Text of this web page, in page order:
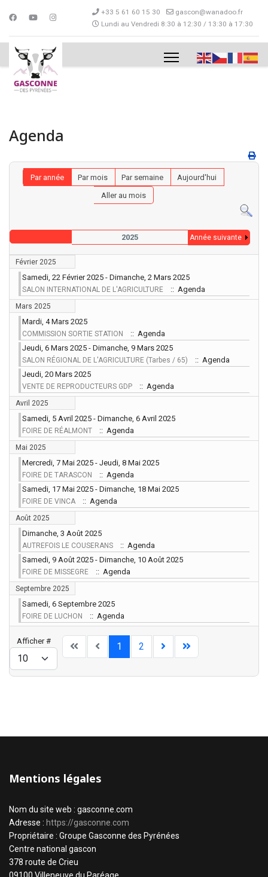
+33 5 61 60 15 30
gascon@wanadoo.fr
Lundi au Vendredi 8:30 à 12:30 / 13:30 à 17:30
Agenda
Par année Par mois Par semaine
Aujourd'hui
Aller au mois
2025 Année suivante
Février 2025
Samedi, 22 Février 2025 - Dimanche, 2 Mars 2025
SALON INTERNATIONAL DE L'AGRICULTURE :: Agenda
Mars 2025
Mardi, 4 Mars 2025
COMMISSION SORTIE STATION
:: Agenda
Jeudi, 6 Mars 2025 - Dimanche, 9 Mars 2025
SALON RÉGIONAL DE L'AGRICULTURE (Tarbes / 65)
:: Agenda
Jeudi, 20 Mars 2025
VENTE DE REPRODUCTEURS GDP :: Agenda
Avril 2025
Samedi, 5 Avril 2025 - Dimanche, 6 Avril 2025
FOIRE DE RÉALMONT :: Agenda
Mai 2025
Mercredi, 7 Mai 2025 - Jeudi, 8 Mai 2025
FOIRE DE TARASCON
:: Agenda
Samedi, 17 Mai 2025 - Dimanche, 18 Mai 2025
FOIRE DE VINCA :: Agenda
Août 2025
Dimanche, 3 Août 2025
AUTREFOIS LE COUSERANS
:: Agenda
Samedi, 9 Août 2025 - Dimanche, 10 Août 2025
FOIRE DE MISSEGRE :: Agenda
Septembre 2025
Samedi, 6 Septembre 2025
FOIRE DE LUCHON :: Agenda
Limite de la pagination
Afficher # 1 2
Mentions légales
Nom du site web : gasconne.com
Adresse : https://gasconne.com
Propriétaire : Groupe Gasconne des Pyrénées
Centre national gascon
378 route de Crieu